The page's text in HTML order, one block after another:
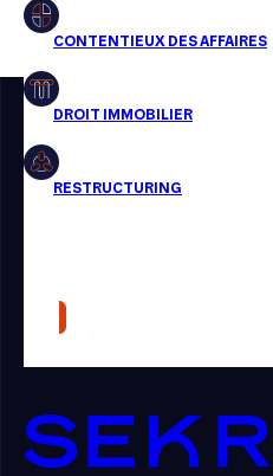
Droit immobilier
Restructuring
Presse
Aucun résultats pour cette recherche